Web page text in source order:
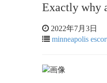
Exactly why
2022年7月3日
minneapolis